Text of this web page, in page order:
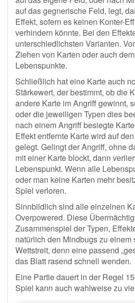
auf das gegnerische Feld, legt,
Effekt, sofern es keinen Konter-
verhindern könnte. Bei den
unterschiedlichsten Varianten.
Ziehen von Karten oder auch
Lebenspunkte.
Schließlich hat eine Karte auch
Stärkewert, der bestimmt, ob die
andere Karte im Angriff gewinnt,
oder die jeweiligen Typen dies
nach einem Angriff besiegte
Effekt entfernte Karte wird auf
gelegt. Gelingt der Angriff, ohne
mit einer Karte blockt, dann
Lebenspunkt. Wenn alle
oder man keine Karten mehr
Spiel verloren.
Sinnbildlich sind alle einzelnen
Overpowered. Diese
Zusammenspiel der Typen,
natürlich den Mindbugs zu einem
Wettstreit, denn eine passend
das Blatt rasend schnell wenden.
Eine Partie dauert in der Regel
Spiel kann auch wahlweise zu